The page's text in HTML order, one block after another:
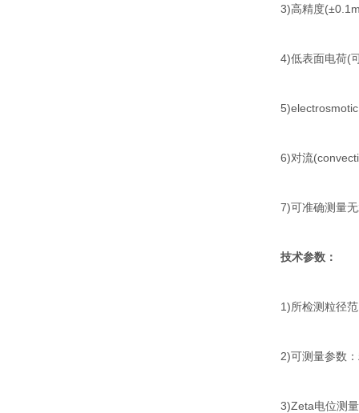
3)高精度
4)低表面电荷(
6)对流
7)可准确测量
技术参数：
1)所检测粒径
2)可测量参数
3)Zeta电位测